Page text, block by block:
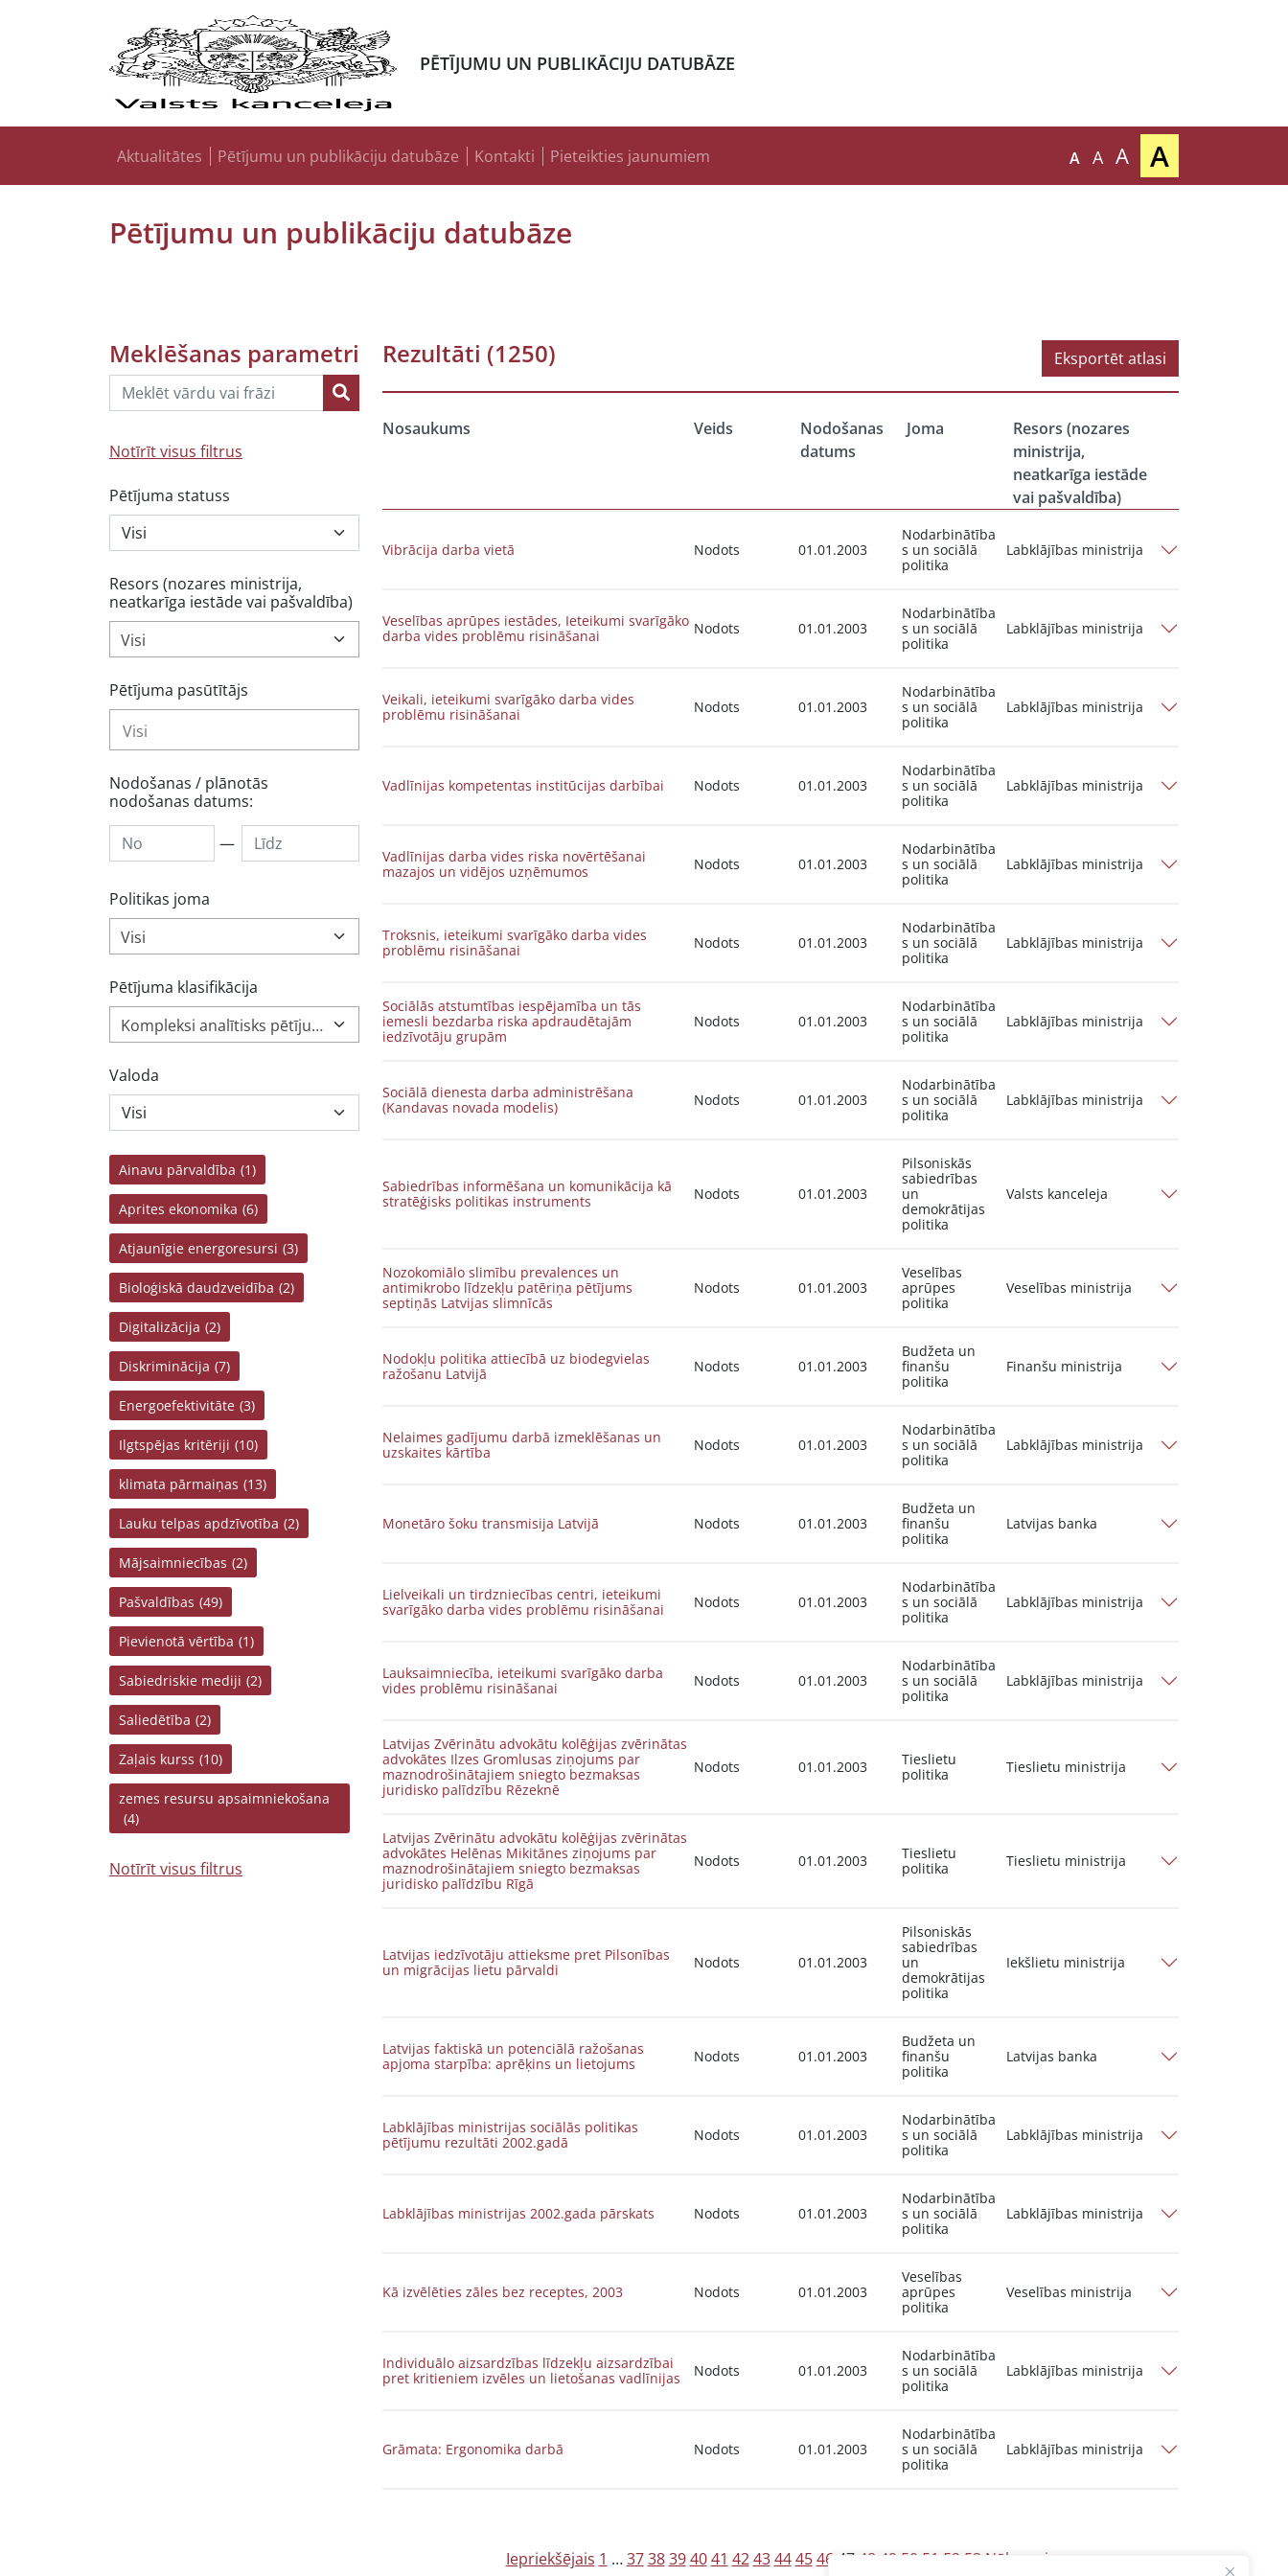
PĒTĪJUMU UN PUBLIKĀCIJU DATUBĀZE
Aktualitātes Pētījumu un publikāciju datubāze Kontakti Pieteikties jaunumiem A A A
A
Pētījumu un publikāciju datubāze
Meklēšanas parametri
Notīrīt visus filtrus
Pētījuma statuss
Resors (nozares ministrija,
neatkarīga iestāde vai pašvaldība)
Visi
Pētījuma pasūtītājs
Nodošanas / plānotās
nodošanas datums:
—
Politikas joma
Visi
Pētījuma klasifikācija
Kompleksi analītisks pētījums (1 250)
Valoda
Ainavu pārvaldība (1)
Aprites ekonomika (6)
Atjaunīgie energoresursi (3)
Bioloģiskā daudzveidība (2)
Digitalizācija (2)
Diskriminācija (7)
Energoefektivitāte (3)
Ilgtspējas kritēriji (10)
klimata pārmaiņas (13)
Lauku telpas apdzīvotība (2)
Mājsaimniecības (2)
Pašvaldības (49)
Pievienotā vērtība (1)
Sabiedriskie mediji (2)
Saliedētība (2)
Zaļais kurss (10)
zemes resursu apsaimniekošana
(4)
Notīrīt visus filtrus
Rezultāti (1250) Eksportēt atlasi
Nosaukums Veids
Nodošanas
datums
Joma
Resors (nozares
ministrija,
neatkarīga iestāde
vai pašvaldība)
Vibrācija darba vietā Nodots 01.01.2003
Nodarbinātība
s un sociālā
politika
Labklājības ministrija
Veselības aprūpes iestādes, Ieteikumi svarīgāko
darba vides problēmu risināšanai
Nodots 01.01.2003
Nodarbinātība
s un sociālā
politika
Labklājības ministrija
Veikali, ieteikumi svarīgāko darba vides
problēmu risināšanai
Nodots 01.01.2003
Nodarbinātība
s un sociālā
politika
Labklājības ministrija
Vadlīnijas kompetentas institūcijas darbībai Nodots 01.01.2003
Nodarbinātība
s un sociālā
politika
Labklājības ministrija
Vadlīnijas darba vides riska novērtēšanai
mazajos un vidējos uzņēmumos
Nodots 01.01.2003
Nodarbinātība
s un sociālā
politika
Labklājības ministrija
Troksnis, ieteikumi svarīgāko darba vides
problēmu risināšanai
Nodots 01.01.2003
Nodarbinātība
s un sociālā
politika
Labklājības ministrija
Sociālās atstumtības iespējamība un tās
iemesli bezdarba riska apdraudētajām
iedzīvotāju grupām
Nodots 01.01.2003
Nodarbinātība
s un sociālā
politika
Labklājības ministrija
Sociālā dienesta darba administrēšana
(Kandavas novada modelis)
Nodots 01.01.2003
Nodarbinātība
s un sociālā
politika
Labklājības ministrija
Sabiedrības informēšana un komunikācija kā
stratēģisks politikas instruments
Nodots 01.01.2003
Pilsoniskās
sabiedrības
un
demokrātijas
politika
Valsts kanceleja
Nozokomiālo slimību prevalences un
antimikrobo līdzekļu patēriņa pētījums
septiņās Latvijas slimnīcās
Nodots 01.01.2003
Veselības
aprūpes
politika
Veselības ministrija
Nodokļu politika attiecībā uz biodegvielas
ražošanu Latvijā
Nodots 01.01.2003
Budžeta un
finanšu
politika
Finanšu ministrija
Nelaimes gadījumu darbā izmeklēšanas un
uzskaites kārtība
Nodots 01.01.2003
Nodarbinātība
s un sociālā
politika
Labklājības ministrija
Monetāro šoku transmisija Latvijā Nodots 01.01.2003
Budžeta un
finanšu
politika
Latvijas banka
Lielveikali un tirdzniecības centri, ieteikumi
svarīgāko darba vides problēmu risināšanai
Nodots 01.01.2003
Nodarbinātība
s un sociālā
politika
Labklājības ministrija
Lauksaimniecība, ieteikumi svarīgāko darba
vides problēmu risināšanai
Nodots 01.01.2003
Nodarbinātība
s un sociālā
politika
Labklājības ministrija
Latvijas Zvērinātu advokātu kolēģijas zvērinātas
advokātes Ilzes Gromlusas ziņojums par
maznodrošinātajiem sniegto bezmaksas
juridisko palīdzību Rēzeknē
Nodots 01.01.2003
Tieslietu
politika
Tieslietu ministrija
Latvijas Zvērinātu advokātu kolēģijas zvērinātas
advokātes Helēnas Mikitānes ziņojums par
maznodrošinātajiem sniegto bezmaksas
juridisko palīdzību Rīgā
Nodots 01.01.2003
Tieslietu
politika
Tieslietu ministrija
Latvijas iedzīvotāju attieksme pret Pilsonības
un migrācijas lietu pārvaldi
Nodots 01.01.2003
Pilsoniskās
sabiedrības
un
demokrātijas
politika
Iekšlietu ministrija
Latvijas faktiskā un potenciālā ražošanas
apjoma starpība: aprēķins un lietojums
Nodots 01.01.2003
Budžeta un
finanšu
politika
Latvijas banka
Labklājības ministrijas sociālās politikas
pētījumu rezultāti 2002.gadā
Nodots 01.01.2003
Nodarbinātība
s un sociālā
politika
Labklājības ministrija
Labklājības ministrijas 2002.gada pārskats Nodots 01.01.2003
Nodarbinātība
s un sociālā
politika
Labklājības ministrija
Kā izvēlēties zāles bez receptes, 2003 Nodots 01.01.2003
Veselības
aprūpes
politika
Veselības ministrija
Individuālo aizsardzības līdzekļu aizsardzībai
pret kritieniem izvēles un lietošanas vadlīnijas
Nodots 01.01.2003
Nodarbinātība
s un sociālā
politika
Labklājības ministrija
Grāmata: Ergonomika darbā Nodots 01.01.2003
Nodarbinātība
s un sociālā
politika
Labklājības ministrija
Z
Iepriekšējais 1 … 37 38 39 40 41 42 43 44 45 46 47 48 49 50 51 52 53 Nākamais